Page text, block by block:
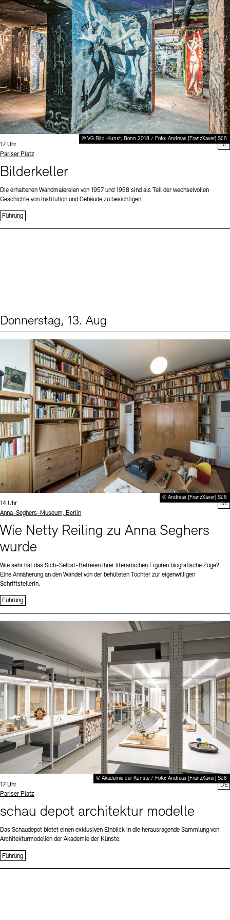
Stellenangebote Newsletter Presse
Nachhaltigkeit Kontakt
Digitale Sammlungen Exil-Archive
© VG Bild-Kunst, Bonn 2018 / Foto: Andreas [FranzXaver] Süß
Uhrzeit:
17 Uhr
Standort
Pariser Platz
Bilderkeller
Die erhaltenen Wandmalereien von 1957 und 1958 sind als Teil der wechselvollen
Geschichte von Institution und Gebäude zu besichtigen.
Führung
DE
Donnerstag, 13. Aug
© Andreas [FranzXaver] Süß
Uhrzeit:
14 Uhr
Standort
Anna-Seghers-Museum, Berlin
Wie Netty Reiling zu Anna Seghers
wurde
Wie sehr hat das Sich-Selbst-Befreien ihrer literarischen Figuren biografische Züge?
Eine Annäherung an den Wandel von der behüteten Tochter zur eigenwilligen
Schriftstellerin.
Führung
DE
© Akademie der Künste / Foto: Andreas [FranzXaver] Süß
Uhrzeit:
17 Uhr
Standort
Pariser Platz
schau depot architektur modelle
Das Schaudepot bietet einen exklusiven Einblick in die herausragende Sammlung von
Architekturmodellen der Akademie der Künste.
Führung
DE